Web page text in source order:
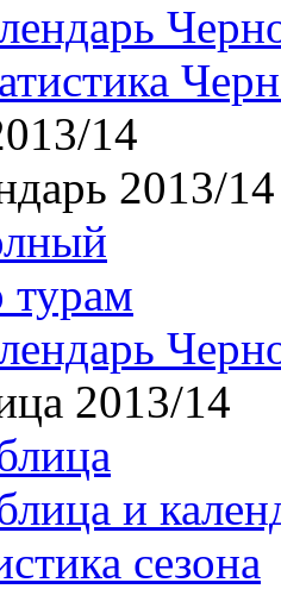
14
2013/14
2013/14
и
сезона